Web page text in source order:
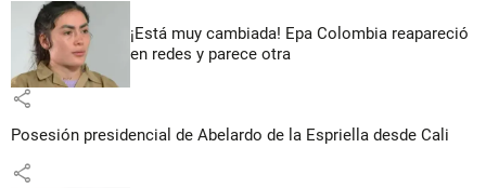
¡Está muy cambiada! Epa Colombia reapareció
en redes y parece otra
share
Posesión presidencial de Abelardo de la Espriella desde Cali
share